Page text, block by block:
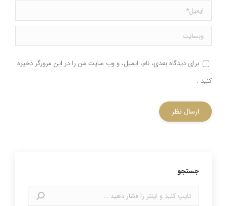
ایمیل *
وبسایت
برای دیدگاه بعدی، نام، ایمیل، و وب سایت من را در این مرورگر ذخیره
کنید .
ارسال نظر
جستجو
جستجو: